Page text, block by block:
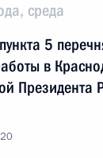
среда
5
в
Президента